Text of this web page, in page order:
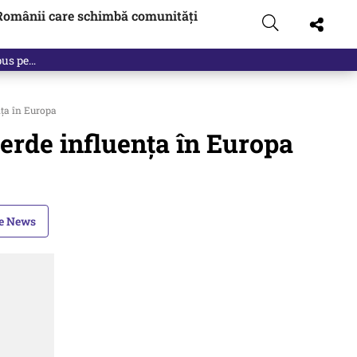
care schimbă comunități
pe…
în Europa
influența în Europa
News